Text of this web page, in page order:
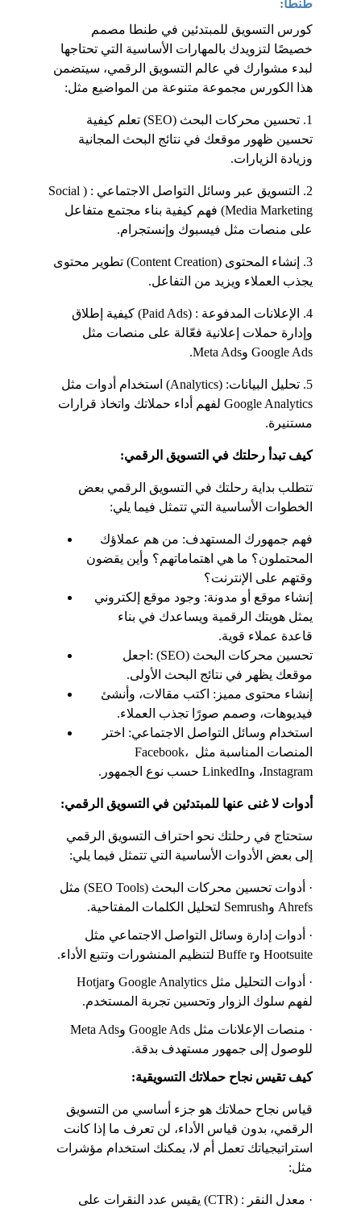
طنطا:
كورس التسويق للمبتدئين في طنطا مصمم
خصيصًا لتزويدك بالمهارات الأساسية التي تحتاجها
لبدء مشوارك في عالم التسويق الرقمي، سيتضمن
هذا الكورس مجموعة متنوعة من المواضيع مثل:
1. تحسين محركات البحث (SEO) تعلم كيفية
تحسين ظهور موقعك في نتائج البحث المجانية
وزيادة الزيارات.
2. التسويق عبر وسائل التواصل الاجتماعي : (Social
Media Marketing) فهم كيفية بناء مجتمع متفاعل
على منصات مثل فيسبوك وإنستجرام.
3. إنشاء المحتوى (Content Creation) تطوير محتوى
يجذب العملاء ويزيد من التفاعل.
4. الإعلانات المدفوعة : (Paid Ads) كيفية إطلاق
وإدارة حملات إعلانية فعّالة على منصات مثل
Google Ads وMeta Ads.
5. تحليل البيانات: (Analytics) استخدام أدوات مثل
Google Analytics لفهم أداء حملاتك واتخاذ قرارات
مستنيرة.
كيف تبدأ رحلتك في التسويق الرقمي:
تتطلب بداية رحلتك في التسويق الرقمي بعض
الخطوات الأساسية التي تتمثل فيما يلي:
فهم جمهورك المستهدف: من هم عملاؤك
المحتملون؟ ما هي اهتماماتهم؟ وأين يقضون
وقتهم على الإنترنت؟
إنشاء موقع أو مدونة: وجود موقع إلكتروني
يمثل هويتك الرقمية ويساعدك في بناء
قاعدة عملاء قوية.
تحسين محركات البحث (SEO) :اجعل
موقعك يظهر في نتائج البحث الأولى.
إنشاء محتوى مميز: اكتب مقالات، وأنشئ
فيديوهات، وصمم صورًا تجذب العملاء.
استخدام وسائل التواصل الاجتماعي: اختر
المنصات المناسبة مثل Facebook،
Instagram، وLinkedIn حسب نوع الجمهور.
أدوات لا غنى عنها للمبتدئين في التسويق الرقمي:
ستحتاج في رحلتك نحو احتراف التسويق الرقمي
إلى بعض الأدوات الأساسية التي تتمثل فيما يلي:
· أدوات تحسين محركات البحث (SEO Tools) مثل
Ahrefs وSemrush لتحليل الكلمات المفتاحية.
· أدوات إدارة وسائل التواصل الاجتماعي مثل
Hootsuite وBuffe r لتنظيم المنشورات وتتبع الأداء.
لفهم سلوك الزوار وتحسين تجربة المستخدم.
للوصول إلى جمهور مستهدف بدقة.
كيف تقيس نجاح حملاتك التسويقية:
قياس نجاح حملاتك هو جزء أساسي من التسويق
الرقمي، بدون قياس الأداء، لن تعرف ما إذا كانت
استراتيجياتك تعمل أم لا، يمكنك استخدام مؤشرات
مثل:
· معدل النقر : (CTR) يقيس عدد النقرات على